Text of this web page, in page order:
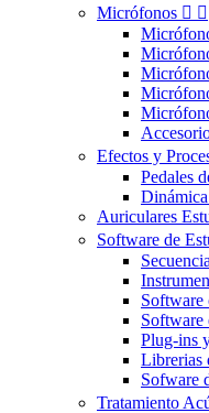
Micrófonos  
Efectos y
Pedales
Auriculares
Software de
Software
Software
Plug-ins
Librerias
Sofware
Tratamiento